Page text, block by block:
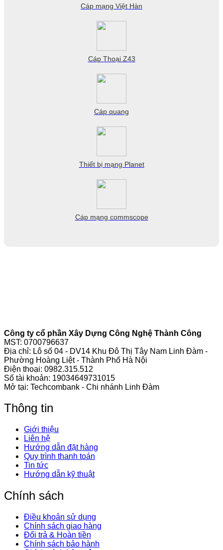
Cáp mạng Việt Hàn
Cáp Thoại Z43
Cáp quang
Thiết bị mạng Planet
Cáp mạng commscope
Công ty cổ phần Xây Dựng Công Nghệ Thành Công
MST: 0700796637
Địa chỉ: Lô số 04 - DV14 Khu Đô Thị Tây Nam Linh Đàm -
Phường Hoàng Liệt - Thành Phố Hà Nội
Điện thoại: 0982.315.512
Số tài khoản: 19034649731015
Mở tại: Techcombank - Chi nhánh Linh Đàm
Thông tin
Giới thiệu
Liên hệ
Hướng dẫn đặt hàng
Quy trình thanh toán
Tin tức
Hướng dẫn kỹ thuật
Chính sách
Điều khoản sử dụng
Chính sách giao hàng
Đổi trả & Hoàn tiền
Chính sách bảo hành